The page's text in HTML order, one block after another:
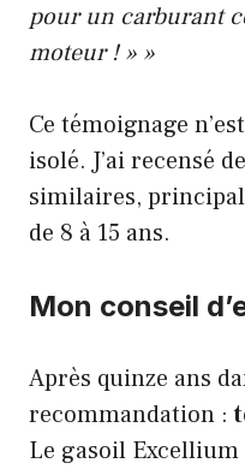
pour un carburant
moteur ! » »
Ce témoignage
isolé. J’ai recensé
similaires,
de 8 à 15 ans.
Mon conseil
Après quinze ans
recommandation :
Le gasoil